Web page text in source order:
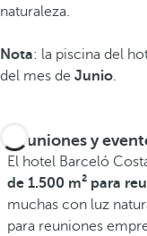
naturaleza.
Nota: la piscina del
del mes de Junio.
Reuniones y
El hotel Barceló
de 1.500 m² para
muchas con luz
para reuniones